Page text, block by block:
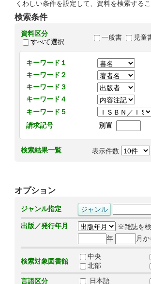
くわしい条件を設定して、資料を検索するこ
検索条件
資料区分
すべて選択
一般書 児童
キーワード１
キーワード２
キーワード３
キーワード４
キーワード５
請求記号
別置
検索結果一覧 表示件数
オプション
ジャンル指定
出版／発行年月
※雑誌を検
年
月か
検索対象図書館
中央
北部
言語区分
日本語